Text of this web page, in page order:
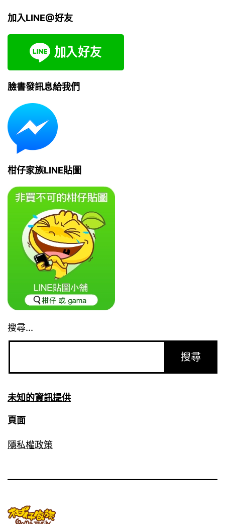
加入LINE@好友
臉書發訊息給我們
柑仔家族LINE貼圖
搜尋...
未知的資訊提供
頁面
隱私權政策